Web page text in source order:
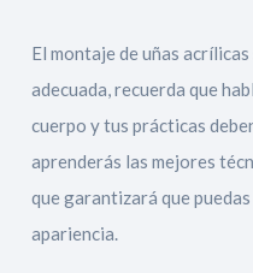
El montaje de uñas
adecuada, recuerda que
cuerpo y tus prácticas
aprenderás las mejores
que garantizará que
apariencia.